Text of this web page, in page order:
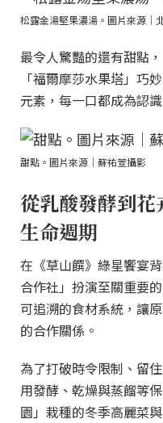
松露金湯堅果濃湯。圖片來源｜
最令人驚豔的還有甜點
「福爾摩莎水果塔」巧
元素，每一口都成為認
甜點。圖片來源｜蘇祐萱攝影
從乳酸發酵到
生命週期
在《草山饌》綠星饗宴
合作社」扮演至關重要
可追溯的食材系統，讓
的合作關係。
為了打破時令限制、留
用發酵、乾燥與蒸餾等
園」栽種的冬季高麗菜